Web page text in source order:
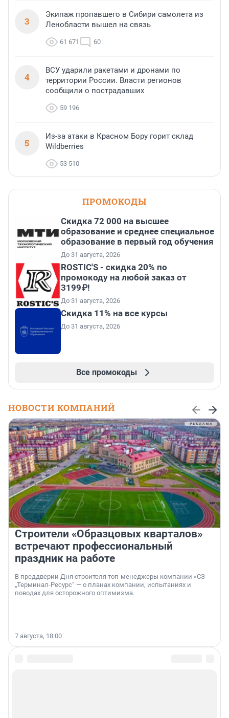
3
Экипаж пропавшего в Сибири самолета из
Ленобласти вышел на связь
61 671 60
4
ВСУ ударили ракетами и дронами по
территории России. Власти регионов
сообщили о пострадавших
59 196
5
Из-за атаки в Красном Бору горит склад
Wildberries
53 510
ПРОМОКОДЫ
Скидка 72 000 на высшее
образование и среднее специальное
образование в первый год обучения
До 31 августа, 2026
ROSTIC'S - скидка 20% по
промокоду на любой заказ от
3199₽!
До 31 августа, 2026
Скидка 11% на все курсы
До 31 августа, 2026
Все промокоды
НОВОСТИ КОМПАНИЙ
Строители «Образцовых кварталов»
встречают профессиональный
праздник на работе
В преддверии Дня строителя топ-менеджеры компании «СЗ
„Терминал-Ресурс“ — о планах компании, испытаниях и
поводах для осторожного оптимизма.
7 августа, 18:00